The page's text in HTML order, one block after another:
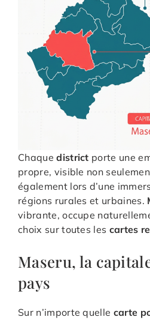
Chaquedistrict porte une
propre, visible non
également lors d’une
régions rurales et urbaines.
vibrante, occupe
choix sur toutes les cartes
Maseru, la
pays
Sur n’importe quelle carte